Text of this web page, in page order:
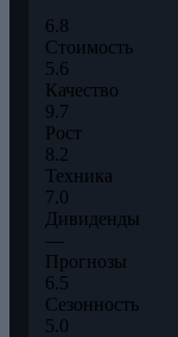
6.8
Стоимость
5.6
Качество
9.7
Рост
8.2
Техника
7.0
Дивиденды
—
Прогнозы
6.5
Сезонность
5.0